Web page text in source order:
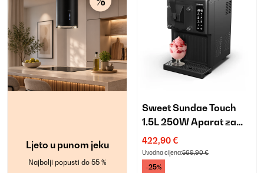
Ljeto u punom jeku
Najbolji popusti do 55 %
Sweet Sundae Touch
1.5L 250W Aparat za
Sladoled s
Kompresorom Crna
422,90 €
Uvodna cijena:569,90 €
-25%